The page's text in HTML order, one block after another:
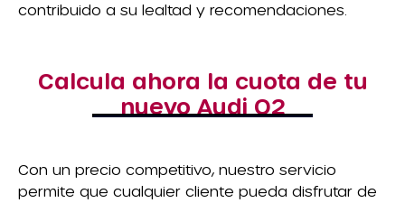
contribuido a su lealtad y recomendaciones.
Calcula ahora la cuota de tu
nuevo Audi Q2
Con un precio competitivo, nuestro servicio
permite que cualquier cliente pueda disfrutar de